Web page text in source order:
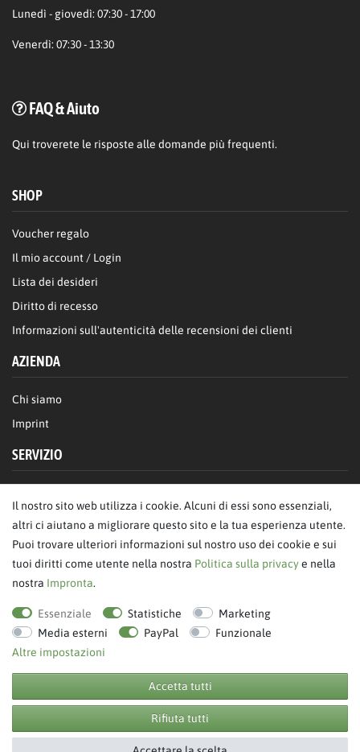
Lunedì - giovedì: 07:30 - 17:00
Venerdì: 07:30 - 13:30
FAQ & Aiuto
Qui troverete le risposte alle domande più frequenti.
SHOP
Voucher regalo
Il mio account / Login
Lista dei desideri
Diritto di recesso
Informazioni sull'autenticità delle recensioni dei clienti
AZIENDA
Chi siamo
Imprint
SERVIZIO
Privacy
Termini & Condizioni
revoca dell'ordine
© Copyright 2026 BB Sport GmbH & Co KG. Tutti i diritti riservati.
prezzo indicativo
Il nostro sito web utilizza i cookie. Alcuni di essi sono essenziali,
altri ci aiutano a migliorare questo sito e la tua esperienza utente.
Puoi trovare ulteriori informazioni sul nostro uso dei cookie e sui
tuoi diritti come utente nella nostra Politica sulla privacye nella
nostra Impronta.
Essenziale Statistiche
Marketing
Media esterni
PayPal
Funzionale
Altre impostazioni
Accetta tutti
Rifiuta tutti